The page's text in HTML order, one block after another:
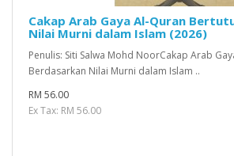
Cakap Arab Gaya Al-Quran
Nilai Murni dalam Islam (2026)
Penulis: Siti Salwa Mohd NoorCakap Arab
Berdasarkan Nilai Murni dalam Islam ..
RM 56.00
Ex Tax: RM 56.00